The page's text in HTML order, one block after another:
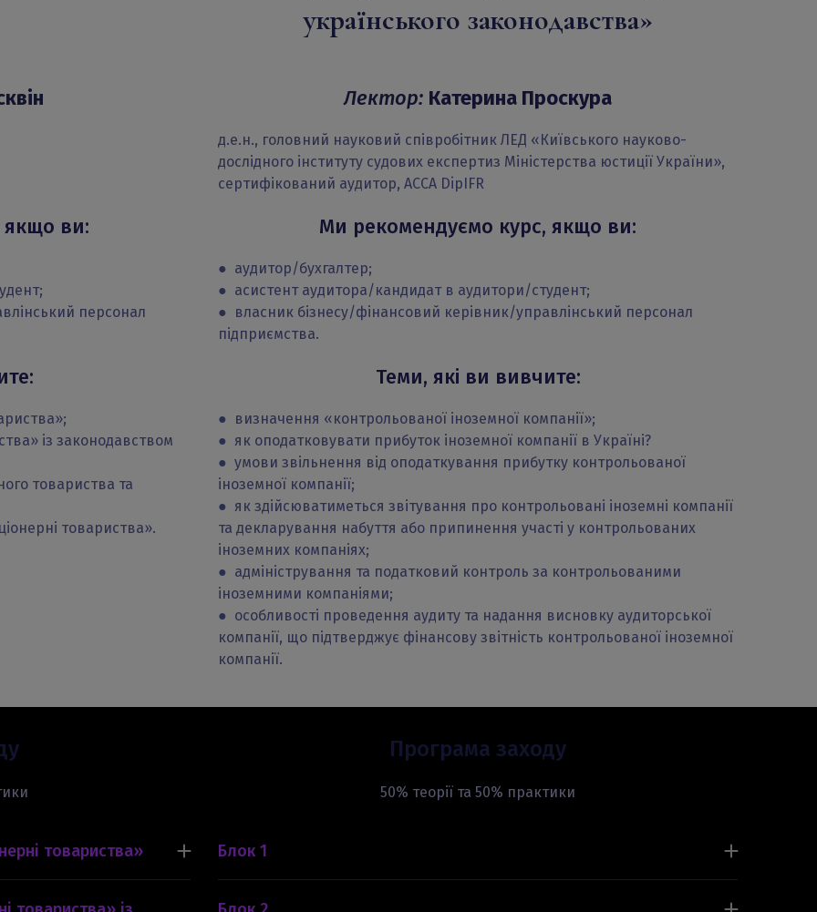
українського законодавства»
якщо ви:
персонал
із законодавством
товариства та
товариства».
Лектор: Катерина Проскура
д.е.н., головний науковий співробітник ЛЕД «Київського науково-
дослідного інституту судових експертиз Міністерства юстиції України»,
сертифікований аудитор, ACCA DipIFR
Ми рекомендуємо курс, якщо ви:
● аудитор/бухгалтер;
● асистент аудитора/кандидат в аудитори/студент;
● власник бізнесу/фінансовий керівник/управлінський персонал
підприємства.
Теми, які ви вивчите:
● визначення «контрольованої іноземної компанії»;
● як оподатковувати прибуток іноземної компанії в Україні?
● умови звільнення від оподаткування прибутку контрольованої
іноземної компанії;
● як здійсюватиметься звітування про контрольовані іноземні компанії
та декларування набуття або припинення участі у контрольованих
іноземних компаніях;
● адміністрування та податковий контроль за контрольованими
іноземними компаніями;
● особливості проведення аудиту та надання висновку аудиторської
компанії, що підтверджує фінансову звітність контрольованої іноземної
компанії.
товариства»
Програма заходу
50% теорії та 50% практики
Блок 1